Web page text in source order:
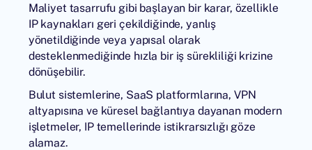
Maliyet tasarrufu gibi başlayan bir karar, özellikle
IP kaynakları geri çekildiğinde, yanlış
yönetildiğinde veya yapısal olarak
desteklenmediğinde hızla bir iş sürekliliği krizine
dönüşebilir.
Bulut sistemlerine, SaaS platformlarına, VPN
altyapısına ve küresel bağlantıya dayanan modern
işletmeler, IP temellerinde istikrarsızlığı göze
alamaz.